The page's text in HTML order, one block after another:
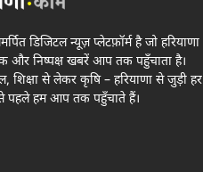
डिजिटल न्यूज़ प्लेटफ़ॉर्म है जो हरियाणा
और निष्पक्ष खबरें आप तक पहुँचाता है।
शिक्षा से लेकर कृषि – हरियाणा से जुड़ी हर
पहले हम आप तक पहुँचाते हैं।